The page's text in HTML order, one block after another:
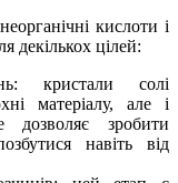
кислоти і
декількох цілей:
кристали солі
матеріалу, але і
зробити
навіть від